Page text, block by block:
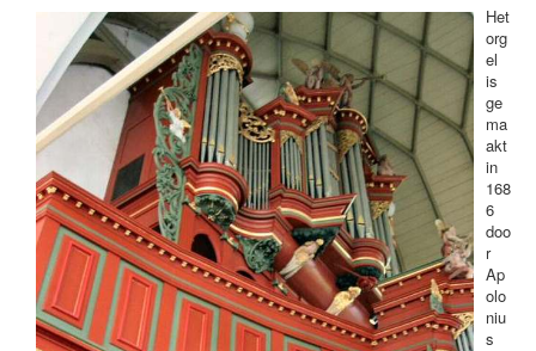
Het
org
el
is
ge
ma
akt
in
168
6
doo
r
Ap
olo
niu
s